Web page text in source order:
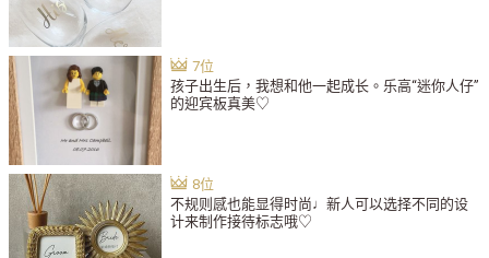
孩子出生后，我想和他一起成长。乐高“迷你人仔”
的迎宾板真美♡
不规则感也能显得时尚♩新人可以选择不同的设
计来制作接待标志哦♡